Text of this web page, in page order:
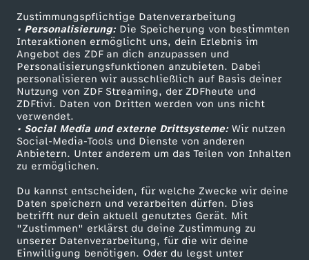
Zustimmungspflichtige Datenverarbeitung
• Personalisierung:Die Speicherung von bestimmten
Interaktionen ermöglicht uns, dein Erlebnis im
Angebot des ZDF an dich anzupassen und
Personalisierungsfunktionen anzubieten. Dabei
personalisieren wir ausschließlich auf Basis deiner
Nutzung von ZDF Streaming, der ZDFheute und
ZDFtivi. Daten von Dritten werden von uns nicht
verwendet.
• Social Media und externe Drittsysteme:Wir nutzen
Social-Media-Tools und Dienste von anderen
Anbietern. Unter anderem um das Teilen von Inhalten
zu ermöglichen.
Du kannst entscheiden, für welche Zwecke wir deine
Daten speichern und verarbeiten dürfen. Dies
betrifft nur dein aktuell genutztes Gerät. Mit
"Zustimmen" erklärst du deine Zustimmung zu
unserer Datenverarbeitung, für die wir deine
Einwilligung benötigen. Oder du legst unter
Livestreams
Sendungen A-Z
TV-Programm
Zuschauerservice
Hilfe
ZDF Unternehmen
Karriere
ZDF goes Schule
Werbefernsehen
Mainzelmännchen